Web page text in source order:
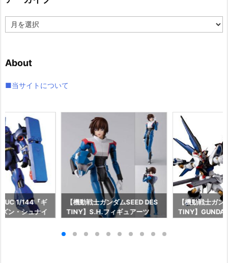
ー
ブ
About
■当サイトについて
1/144『ギ
ン・シュナイ
【機動戦士ガンダムSEED DES
TINY】S.H.フィギュアーツ
長国パイロットスーツVer.）』
【機動戦士ガン
TINY】